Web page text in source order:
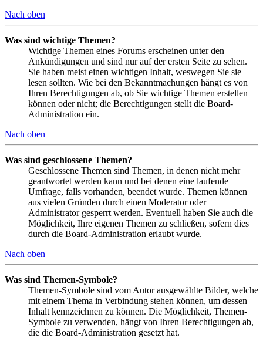
Nach oben
Was sind wichtige Themen?
Wichtige Themen eines Forums erscheinen unter den
Ankündigungen und sind nur auf der ersten Seite zu sehen.
Sie haben meist einen wichtigen Inhalt, weswegen Sie sie
lesen sollten. Wie bei den Bekanntmachungen hängt es von
Ihren Berechtigungen ab, ob Sie wichtige Themen erstellen
können oder nicht; die Berechtigungen stellt die Board-
Administration ein.
Nach oben
Was sind geschlossene Themen?
Geschlossene Themen sind Themen, in denen nicht mehr
geantwortet werden kann und bei denen eine laufende
Umfrage, falls vorhanden, beendet wurde. Themen können
aus vielen Gründen durch einen Moderator oder
Administrator gesperrt werden. Eventuell haben Sie auch die
Möglichkeit, Ihre eigenen Themen zu schließen, sofern dies
durch die Board-Administration erlaubt wurde.
Nach oben
Was sind Themen-Symbole?
Themen-Symbole sind vom Autor ausgewählte Bilder, welche
mit einem Thema in Verbindung stehen können, um dessen
Inhalt kennzeichnen zu können. Die Möglichkeit, Themen-
Symbole zu verwenden, hängt von Ihren Berechtigungen ab,
die die Board-Administration gesetzt hat.